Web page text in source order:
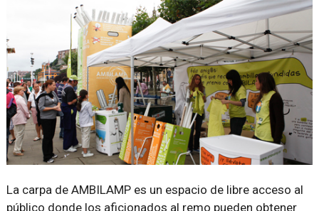
La carpa de AMBILAMP es un espacio de libre acceso al
público donde los aficionados al remo pueden obtener